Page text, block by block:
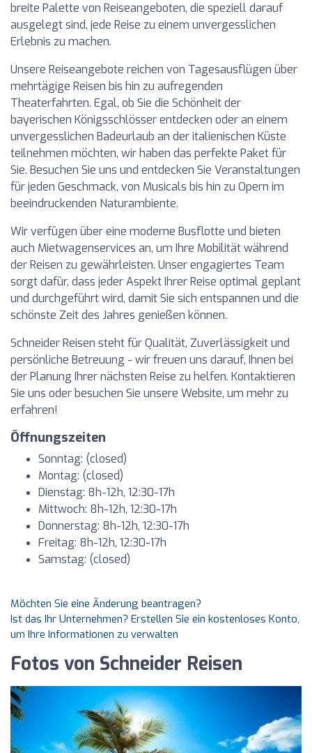
breite Palette von Reiseangeboten, die speziell darauf
ausgelegt sind, jede Reise zu einem unvergesslichen
Erlebnis zu machen.
Unsere Reiseangebote reichen von Tagesausflügen über
mehrtägige Reisen bis hin zu aufregenden
Theaterfahrten. Egal, ob Sie die Schönheit der
bayerischen Königsschlösser entdecken oder an einem
unvergesslichen Badeurlaub an der italienischen Küste
teilnehmen möchten, wir haben das perfekte Paket für
Sie. Besuchen Sie uns und entdecken Sie Veranstaltungen
für jeden Geschmack, von Musicals bis hin zu Opern im
beeindruckenden Naturambiente.
Wir verfügen über eine moderne Busflotte und bieten
auch Mietwagenservices an, um Ihre Mobilität während
der Reisen zu gewährleisten. Unser engagiertes Team
sorgt dafür, dass jeder Aspekt Ihrer Reise optimal geplant
und durchgeführt wird, damit Sie sich entspannen und die
schönste Zeit des Jahres genießen können.
Schneider Reisen steht für Qualität, Zuverlässigkeit und
persönliche Betreuung - wir freuen uns darauf, Ihnen bei
der Planung Ihrer nächsten Reise zu helfen. Kontaktieren
Sie uns oder besuchen Sie unsere Website, um mehr zu
erfahren!
Öffnungszeiten
Sonntag: (closed)
Montag: (closed)
Dienstag: 8h-12h, 12:30-17h
Mittwoch: 8h-12h, 12:30-17h
Donnerstag: 8h-12h, 12:30-17h
Freitag: 8h-12h, 12:30-17h
Samstag: (closed)
Möchten Sie eine Änderung beantragen?
Ist das Ihr Unternehmen? Erstellen Sie ein kostenloses Konto,
um Ihre Informationen zu verwalten
Fotos von Schneider Reisen